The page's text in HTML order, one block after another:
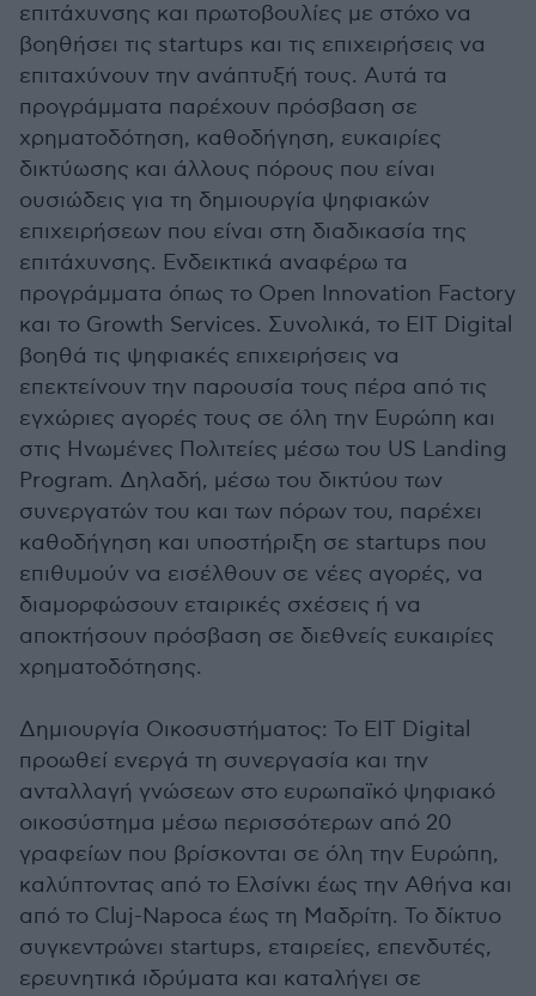
επιτάχυνσης και πρωτοβουλίες με στόχο να
βοηθήσει τις startups και τις επιχειρήσεις να
επιταχύνουν την ανάπτυξή τους. Αυτά τα
προγράμματα παρέχουν πρόσβαση σε
χρηματοδότηση, καθοδήγηση, ευκαιρίες
δικτύωσης και άλλους πόρους που είναι
ουσιώδεις για τη δημιουργία ψηφιακών
επιχειρήσεων που είναι στη διαδικασία της
επιτάχυνσης. Ενδεικτικά αναφέρω τα
προγράμματα όπως το Open Innovation Factory
και το Growth Services. Συνολικά, το EIT Digital
βοηθά τις ψηφιακές επιχειρήσεις να
επεκτείνουν την παρουσία τους πέρα από τις
εγχώριες αγορές τους σε όλη την Ευρώπη και
στις Ηνωμένες Πολιτείες μέσω του US Landing
Program. Δηλαδή, μέσω του δικτύου των
συνεργατών του και των πόρων του, παρέχει
καθοδήγηση και υποστήριξη σε startups που
επιθυμούν να εισέλθουν σε νέες αγορές, να
διαμορφώσουν εταιρικές σχέσεις ή να
αποκτήσουν πρόσβαση σε διεθνείς ευκαιρίες
χρηματοδότησης.
Δημιουργία Οικοσυστήματος: Το EIT Digital
προωθεί ενεργά τη συνεργασία και την
ανταλλαγή γνώσεων στο ευρωπαϊκό ψηφιακό
οικοσύστημα μέσω περισσότερων από 20
γραφείων που βρίσκονται σε όλη την Ευρώπη,
καλύπτοντας από το Ελσίνκι έως την Αθήνα και
από το Cluj-Napoca έως τη Μαδρίτη. Το δίκτυο
συγκεντρώνει startups, εταιρείες, επενδυτές,
ερευνητικά ιδρύματα και καταλήγει σε